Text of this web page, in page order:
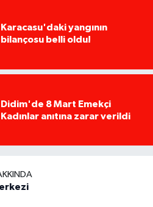
Karacasu'daki yangının
bilançosu belli oldu!
Didim'de 8 Mart Emekçi
Kadınlar anıtına zarar verildi